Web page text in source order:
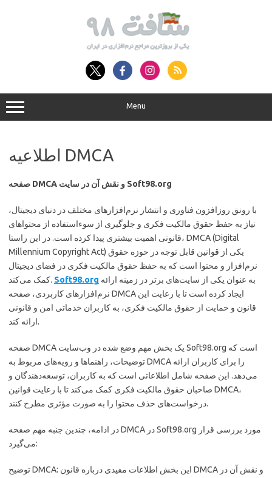
Menu
اطلاعیه DMCA
صفحه DMCA و نقش آن در سایت Soft98.org
با رونق روزافزون فناوری و انتشار نرم‌افزارهای مختلف در دنیای دیجیتال،
نیاز به حفظ حقوق مالکیت فکری و جلوگیری از سوءاستفاده از محتواهای
قانونی اهمیت بیشتری پیدا کرده است. در این راستا، DMCA (Digital
Millennium Copyright Act) یکی از قوانین قابل توجه در حوزه حقوق
نرم‌افزار و محتوا است که به حفظ حقوق مالکیت فکری در فضای دیجیتال
کمک می‌کند. Soft98.org
نرم‌افزارهای کاربردی، صفحه DMCA ایجاد کرده است تا با رعایت این
قانون و حمایت از حقوق مالکیت فکری، به کاربران خدماتی امن و قانونی
ارائه کند.
صفحه DMCA یک بخش مهم وضع شده در وب‌سایت Soft98.org است که
توضیحات، راهنماها و رویه‌های مربوط به DMCA را برای کاربران ارائه
می‌دهد. این صفحه شامل اطلاعاتی است که به کاربران، توسعه‌دهندگان و
صاحبان حقوق مالکیت فکری کمک می‌کند تا با رعایت قوانین DMCA،
درخواست‌های حذف محتوا را به صورت مؤثری مطرح کنند.
در ادامه، چندین جنبه مهم صفحه DMCA در Soft98.org مورد بررسی قرار
می‌گیرد:
توضیح DMCA: این بخش اطلاعات مفیدی درباره قانون DMCA و نقش آن در